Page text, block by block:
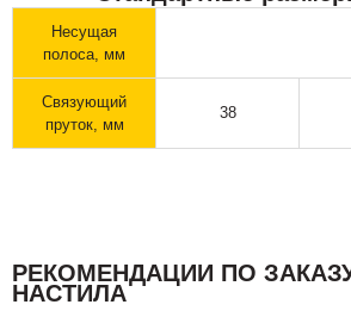
Несущая
полоса, мм
Связующий
пруток, мм
38
РЕКОМЕНДАЦИИ ПО
НАСТИЛА